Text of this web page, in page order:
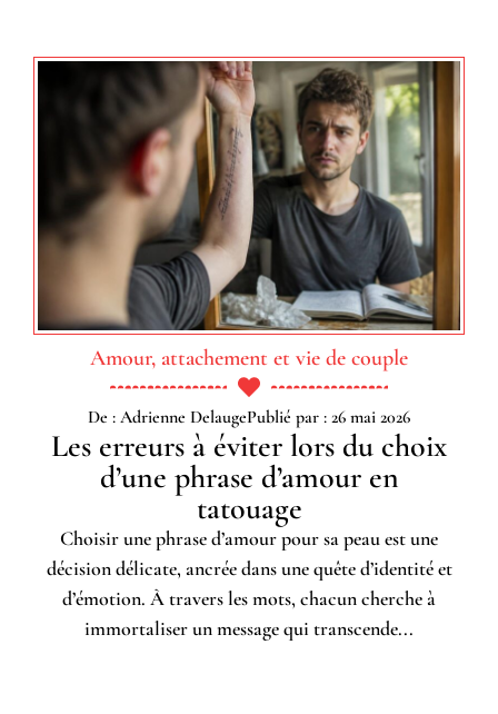
Amour, attachement et vie de couple
De : Adrienne DelaugePublié par : 26 mai 2026
Les erreurs à éviter lors du choix
d’une phrase d’amour en
tatouage
Choisir une phrase d’amour pour sa peau est une
décision délicate, ancrée dans une quête d’identité et
d’émotion. À travers les mots, chacun cherche à
immortaliser un message qui transcende...